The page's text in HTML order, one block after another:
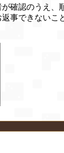
確認のうえ、
事できないこ